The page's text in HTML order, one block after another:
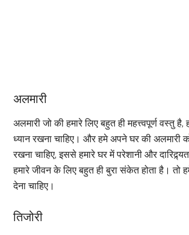
अलमारी
अलमारी जो की हमारे लिए बहुत ही महत्त्वपूर्ण वस्तु
ध्यान रखना चाहिए। और हमे अपने घर की अलमारी
रखना चाहिए, इससे हमारे घर में परेशानी और
हमारे जीवन के लिए बहुत ही बुरा संकेत होता है। तो
देना चाहिए।
तिजोरी